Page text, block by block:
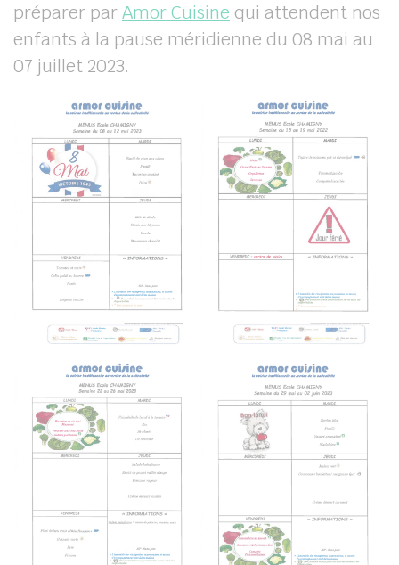
préparer parAmor Cuisine qui attendent nos
enfants à la pause méridienne du 08 mai au
07 juillet 2023.